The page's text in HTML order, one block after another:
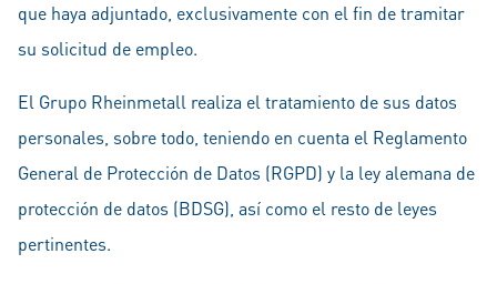
que haya adjuntado, exclusivamente con el fin de tramitar
su solicitud de empleo.
El Grupo Rheinmetall realiza el tratamiento de sus datos
personales, sobre todo, teniendo en cuenta el Reglamento
General de Protección de Datos (RGPD) y la ley alemana de
protección de datos (BDSG), así como el resto de leyes
pertinentes.